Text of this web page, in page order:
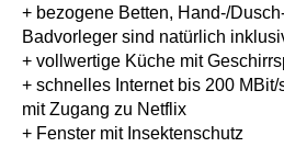
+ bezogene Betten, Hand-/
Badvorleger sind natürlich
+ vollwertige Küche mit
+ schnelles Internet bis 200
mit Zugang zu Netflix
+ Fenster mit Insektenschutz